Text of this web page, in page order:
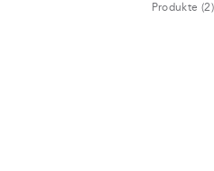
Produkte (2)